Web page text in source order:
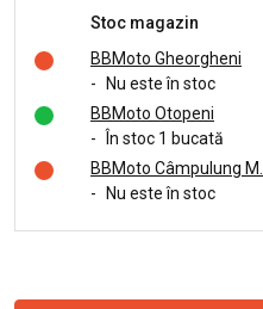
Stoc magazin
BBMoto Gheorgheni
-
Nu este în stoc
BBMoto Otopeni
-
În stoc 1 bucată
BBMoto Câmpulung M.
-
Nu este în stoc